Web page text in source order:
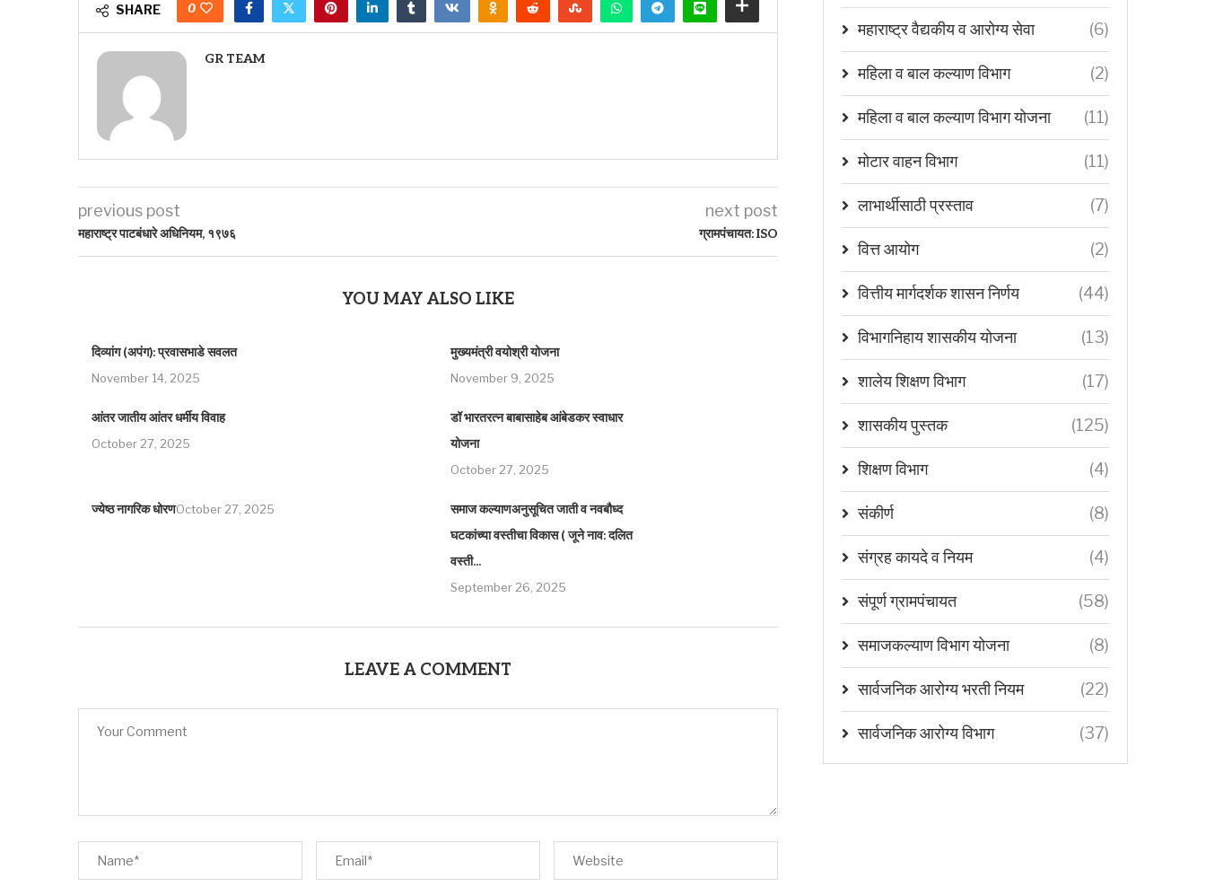
SHARE 0
GR TEAM
previous post
महाराष्ट्र पाटबंधारे अधिनियम, १९७६
next post
ग्रामपंचायत: ISO
YOU MAY ALSO LIKE
दिव्यांग (अपंग): प्रवासभाडे सवलत
November 14, 2025
मुख्यमंत्री वयोश्री योजना
November 9, 2025
आंतर जातीय आंतर धर्मीय विवाह
October 27, 2025
डॉ भारतरत्न बाबासाहेब आंबेडकर स्वाधार
योजना
October 27, 2025
ज्येष्ठ नागरिक धोरणOctober 27, 2025
समाज कल्याणअनुसूचित जाती व नवबौध्द
घटकांच्या वस्तीचा विकास ( जूने नाव: दलित
वस्ती...
September 26, 2025
LEAVE A COMMENT
महाराष्ट्र वैद्यकीय व आरोग्य सेवा (6)
महिला व बाल कल्याण विभाग (2)
महिला व बाल कल्याण विभाग योजना (11)
मोटार वाहन विभाग (11)
लाभार्थीसाठी प्रस्ताव (7)
वित्त आयोग (2)
वित्तीय मार्गदर्शक शासन निर्णय (44)
विभागनिहाय शासकीय योजना (13)
शालेय शिक्षण विभाग (17)
शासकीय पुस्तक (125)
शिक्षण विभाग (4)
संकीर्ण (8)
संग्रह कायदे व नियम (4)
संपूर्ण ग्रामपंचायत (58)
समाजकल्याण विभाग योजना (8)
सार्वजनिक आरोग्य भरती नियम (22)
सार्वजनिक आरोग्य विभाग (37)